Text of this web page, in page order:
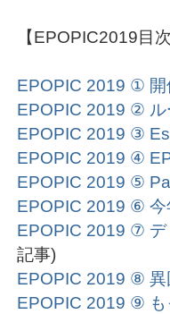
【EPOPIC2019目
EPOPIC 2019 ① 開
EPOPIC 2019 ② ル
EPOPIC 2019 ③
EPOPIC 2019 ④
EPOPIC 2019 ⑤
EPOPIC 2019 ⑥ 今
EPOPIC 2019 ⑦ デ
記事)
EPOPIC 2019 ⑧ 異
EPOPIC 2019 ⑨ も